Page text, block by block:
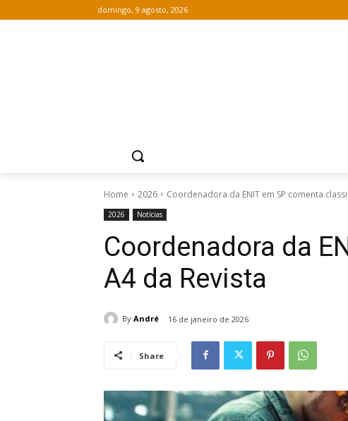
domingo, 9 agosto, 2026
Home 2026 Coordenadora da ENIT em SP comenta
2026 Notícias
Coordenadora da
A4 da Revista
By André 16 de janeiro de 2026
Share